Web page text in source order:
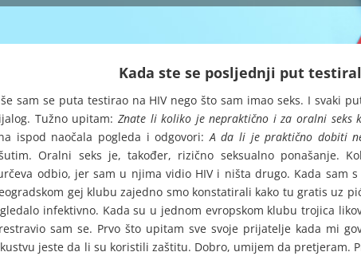
Kada ste se posljednji put
sam se puta testirao na HIV nego što sam imao seks. I svaki
Tužno upitam: Znate li koliko je nepraktično i za oralni seks
ispod naočala pogleda i odgovori:A da li je praktično dobiti
Oralni seks je, također, rizično seksualno ponašanje.
odbio, jer sam u njima vidio HIV i ništa drugo. Kada sam
gej klubu zajedno smo konstatirali kako tu gratis uz
infektivno. Kada su u jednom evropskom klubu trojica
sam se. Prvo što upitam sve svoje prijatelje kada mi
jeste da li su koristili zaštitu. Dobro, umijem da pretjeram.